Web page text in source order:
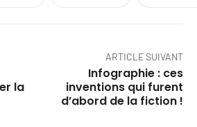
la
ARTICLE SUIVANT
Infographie : ces
inventions qui furent
d’abord de la fiction !